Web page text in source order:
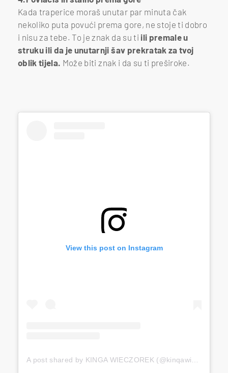
Kada traperice moraš unutar par minuta čak
nekoliko puta povući prema gore, ne stoje ti dobro
i nisu za tebe. To je znak da su ti ili premale u
struku ili da je unutarnji šav prekratak za tvoj
oblik tijela. Može biti znak i da su ti preširoke.
View this post on Instagram
A post shared by KINGA WIECZOREK (@kinqawieczorek)